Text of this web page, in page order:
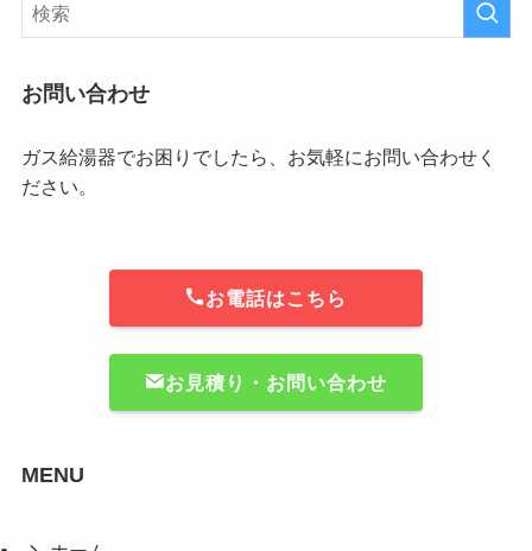
お問い合わせ
ガス給湯器でお困りでしたら、お気軽にお問い合わせく
ださい。
お電話はこちら
お見積り・お問い合わせ
MENU